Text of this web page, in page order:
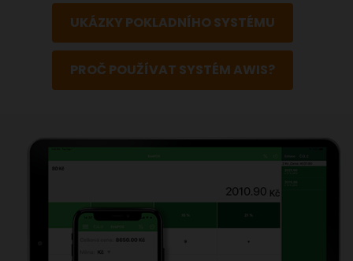
UKÁZKY POKLADNÍHO SYSTÉMU
PROČ POUŽÍVAT SYSTÉM AWIS?